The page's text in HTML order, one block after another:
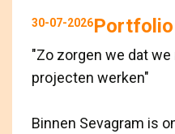
30-07-2026Portfolio
"Zo zorgen we dat
projecten werken"
Binnen Sevagram is